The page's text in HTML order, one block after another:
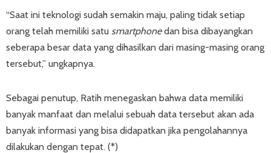
“Saat ini teknologi sudah semakin maju, paling tidak setiap
orang telah memiliki satu smartphonedan bisa dibayangkan
seberapa besar data yang dihasilkan dari masing-masing orang
tersebut,” ungkapnya.
Sebagai penutup, Ratih menegaskan bahwa data memiliki
banyak manfaat dan melalui sebuah data tersebut akan ada
banyak informasi yang bisa didapatkan jika pengolahannya
dilakukan dengan tepat. (*)